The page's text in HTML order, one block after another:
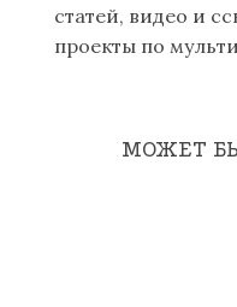
статей, видео и
проекты по
МОЖЕТ